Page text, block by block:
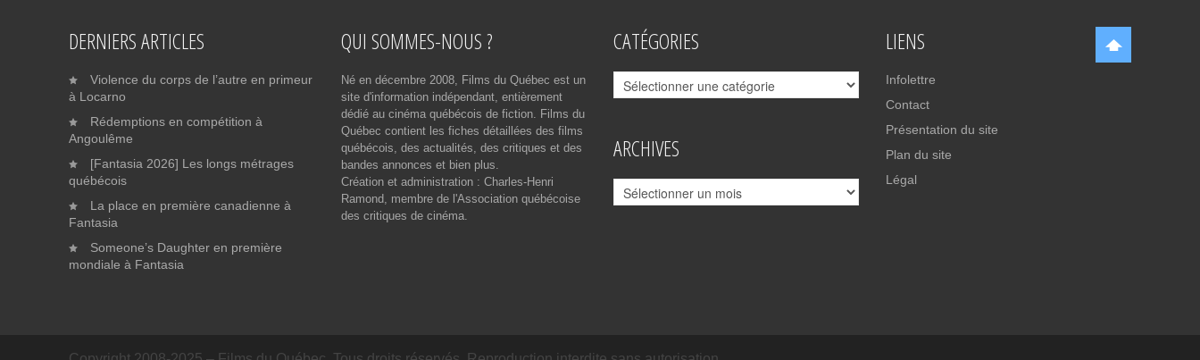
DERNIERS ARTICLES
Violence du corps de l’autre en primeur
à Locarno
Rédemptions en compétition à
Angoulême
[Fantasia 2026] Les longs métrages
québécois
La place en première canadienne à
Fantasia
Someone’s Daughter en première
mondiale à Fantasia
QUI SOMMES-NOUS ?
Né en décembre 2008, Films du Québec est un
site d'information indépendant, entièrement
dédié au cinéma québécois de fiction. Films du
Québec contient les fiches détaillées des films
québécois, des actualités, des critiques et des
bandes annonces et bien plus.
Création et administration : Charles-Henri
Ramond, membre de l'Association québécoise
des critiques de cinéma.
CATÉGORIES
Catégories
ARCHIVES
Archives
LIENS
Infolettre
Contact
Présentation du site
Plan du site
Légal